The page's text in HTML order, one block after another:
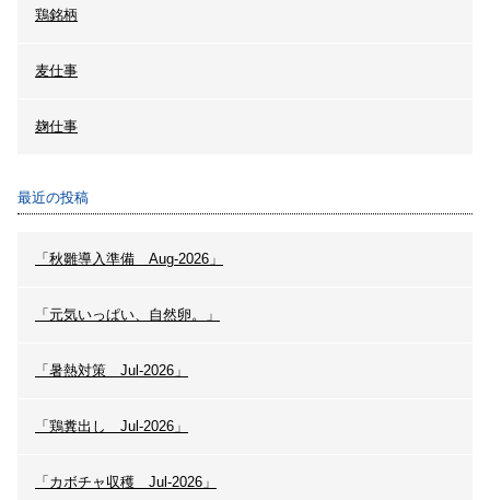
鶏銘柄
麦仕事
麹仕事
最近の投稿
「秋雛導入準備 Aug-2026」
「元気いっぱい、自然卵。」
「暑熱対策 Jul-2026」
「鶏糞出し Jul-2026」
「カボチャ収穫 Jul-2026」